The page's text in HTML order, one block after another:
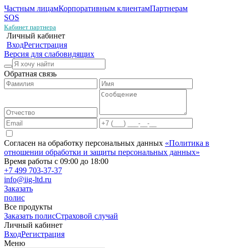
Частным лицамКорпоративным клиентамПартнерам
SOS
Кабинет партнера
Личный кабинет
ВходРегистрация
Версия для слабовидящих
Обратная связь
Согласен на обработку персональных данных «Политика в
отношении обработки и защиты персональных данных»
Время работы с 09:00 до 18:00
+7 499 703-37-37
info@iig-ltd.ru
Заказать
полис
Все продукты
Заказать полисСтраховой случай
Личный кабинет
ВходРегистрация
Меню